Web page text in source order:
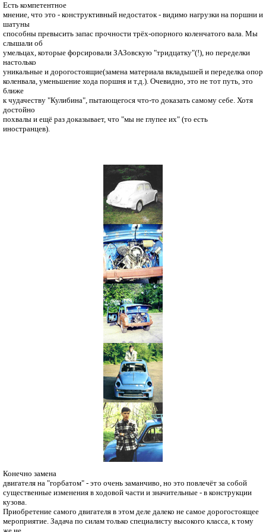
Есть компетентное
мнение, что это - конструктивный недостаток - видимо нагрузки на поршни и
шатуны
способны превысить запас прочности трёх-опорного коленчатого вала. Мы
слышали об
умельцах, которые форсировали ЗАЗовскую "тридцатку"(!), но переделки
настолько
уникальные и дорогостоящие(замена материала вкладышей и переделка опор
коленвала, уменьшение хода поршня и т.д.). Очевидно, это не тот путь, это
ближе
к чудачеству "Кулибина", пытающегося что-то доказать самому себе. Хотя
достойно
похвалы и ещё раз доказывает, что "мы не глупее их" (то есть
иностранцев).
Конечно замена
двигателя на "горбатом" - это очень заманчиво, но это повлечёт за собой
существенные изменения в ходовой части и значительные - в конструкции
кузова.
Приобретение самого двигателя в этом деле далеко не самое дорогостоящее
мероприятие. Задача по силам только специалисту высокого класса, к тому